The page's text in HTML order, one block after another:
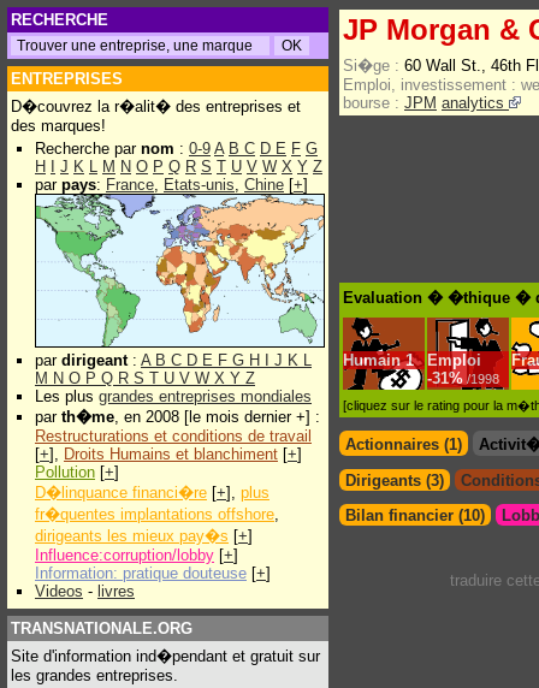
RECHERCHE
ENTREPRISES
D�couvrez la r�alit� des entreprises et
des marques!
Recherche par nom : 0-9 A B C D E F G
H
J K L M N O P Q R S T U V W X Y Z
par pays: France, Etats-unis, Chine [+]
par dirigeant: A B C D E F G H J K L
M N O P Q R S T U V W X Y Z
Les plus grandes entreprises mondiales
par th�me, en 2008 [le mois dernier +] :
Restructurations et conditions de travail
[+], Droits Humains et blanchiment [+]
Pollution [+]
D�linquance financi�re [+], plus
fr�quentes implantations offshore,
dirigeants les mieux pay�s [+]
Influence:corruption/lobby [+]
Information: pratique douteuse [+]
Videos - livres
TRANSNATIONALE.ORG
Site d'information ind�pendant et gratuit sur
les grandes entreprises.
JP Morgan &
Si�ge : 60 Wall St., 46th
Emploi, investissement :
bourse : JPM analytics
Evaluation � �thique �
Humain 1
Emploi
-31% /1998
[cliquez sur le rating pour la
Actionnaires (1)
Dirigeants (3)
Bilan financier (10)
traduire